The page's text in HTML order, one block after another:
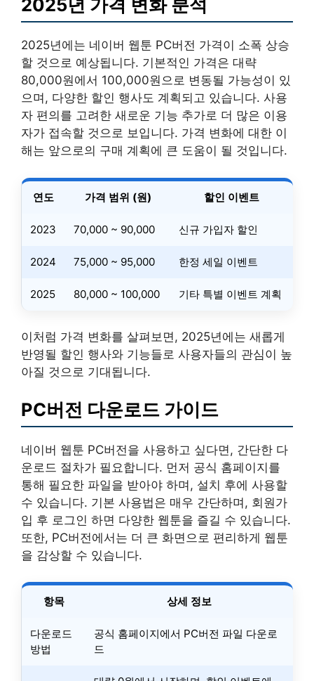
2025년 가격 변화 분석
2025년에는 네이버 웹툰 PC버전 가격이 소폭 상승
할 것으로 예상됩니다. 기본적인 가격은 대략
80,000원에서 100,000원으로 변동될 가능성이 있
으며, 다양한 할인 행사도 계획되고 있습니다. 사용
자 편의를 고려한 새로운 기능 추가로 더 많은 이용
자가 접속할 것으로 보입니다. 가격 변화에 대한 이
해는 앞으로의 구매 계획에 큰 도움이 될 것입니다.
연도 가격 범위 (원) 할인 이벤트
2023 70,000 ~ 90,000 신규 가입자 할인
2024 75,000 ~ 95,000 한정 세일 이벤트
2025 80,000 ~ 100,000 기타 특별 이벤트 계획
이처럼 가격 변화를 살펴보면, 2025년에는 새롭게
반영될 할인 행사와 기능들로 사용자들의 관심이 높
아질 것으로 기대됩니다.
PC버전 다운로드 가이드
네이버 웹툰 PC버전을 사용하고 싶다면, 간단한 다
운로드 절차가 필요합니다. 먼저 공식 홈페이지를
통해 필요한 파일을 받아야 하며, 설치 후에 사용할
수 있습니다. 기본 사용법은 매우 간단하며, 회원가
입 후 로그인 하면 다양한 웹툰을 즐길 수 있습니다.
또한, PC버전에서는 더 큰 화면으로 편리하게 웹툰
을 감상할 수 있습니다.
항목 상세 정보
다운로드
방법
공식 홈페이지에서 PC버전 파일 다운로
드